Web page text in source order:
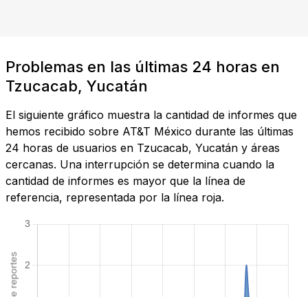
Problemas en las últimas 24 horas en
Tzucacab, Yucatán
El siguiente gráfico muestra la cantidad de informes que
hemos recibido sobre AT&T México durante las últimas
24 horas de usuarios en Tzucacab, Yucatán y áreas
cercanas. Una interrupción se determina cuando la
cantidad de informes es mayor que la línea de
referencia, representada por la línea roja.